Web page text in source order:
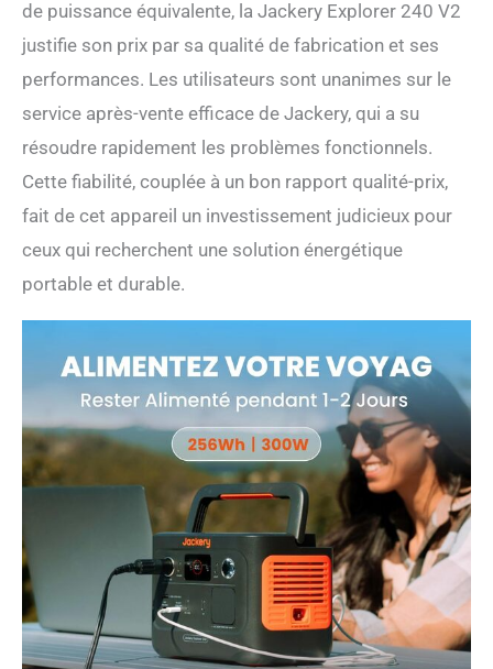
dont, y compris le niveau de
batterie restant.
de puissance équivalente, la Jackery Explorer 240 V2
justifie son prix par sa qualité de fabrication et ses
performances. Les utilisateurs sont unanimes sur le
service après-vente efficace de Jackery, qui a su
résoudre rapidement les problèmes fonctionnels.
Cette fiabilité, couplée à un bon rapport qualité-prix,
fait de cet appareil un investissement judicieux pour
ceux qui recherchent une solution énergétique
portable et durable.